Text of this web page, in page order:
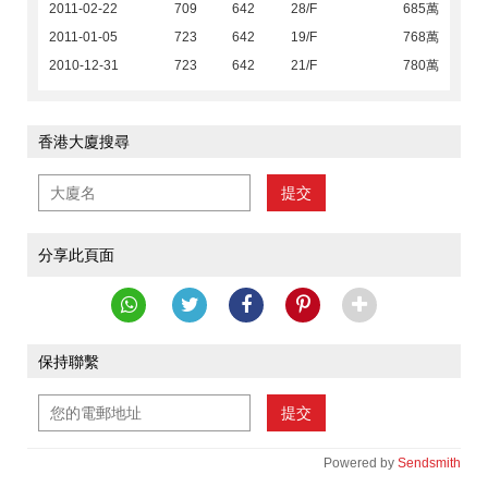
2011-02-22
709 642 28/F
685萬
2011-01-05
723 642 19/F
768萬
2010-12-31
723 642 21/F 780萬
香港大廈搜尋
提交
分享此頁面
保持聯繫
提交
Powered by Sendsmith